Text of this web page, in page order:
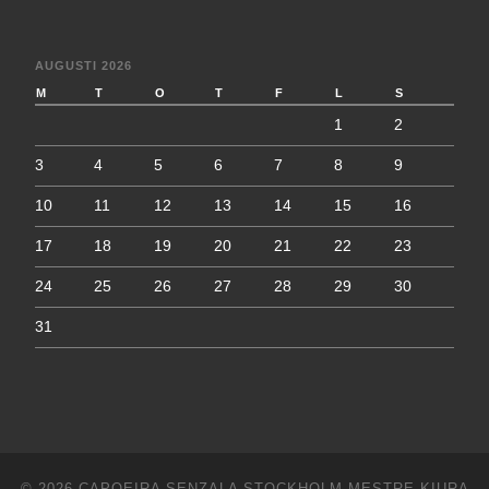
AUGUSTI 2026
M T O T F L S
1 2
3 4 5 6 7 8 9
10 11 12 13 14 15 16
17 18 19 20 21 22 23
24 25 26 27 28 29 30
31